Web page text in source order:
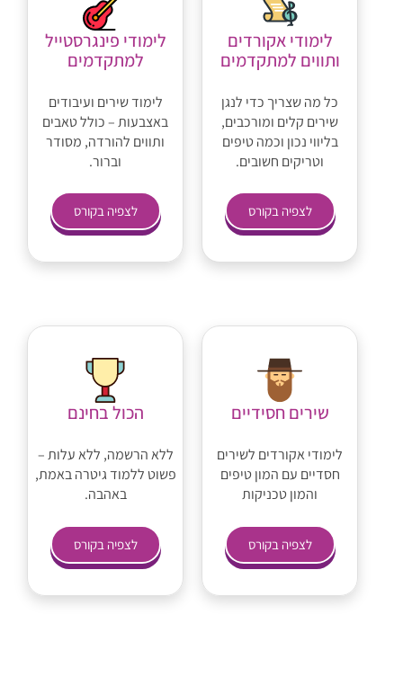
לימודי אקורדים
ותווים למתקדמים
כל מה שצריך כדי לנגן
שירים קלים ומורכבים,
בליווי נכון וכמה טיפים
וטריקים חשובים.
לצפיה בקורס
לימודי פינגרסטייל
למתקדמים
לימוד שירים ועיבודים
באצבעות – כולל טאבים
ותווים להורדה, מסודר
וברור.
לצפיה בקורס
שירים חסידיים
לימודי אקורדים לשירים
חסדיים עם המון טיפים
והמון טכניקות
לצפיה בקורס
הכול בחינם
ללא הרשמה, ללא עלות –
פשוט ללמוד גיטרה באמת,
באהבה.
לצפיה בקורס